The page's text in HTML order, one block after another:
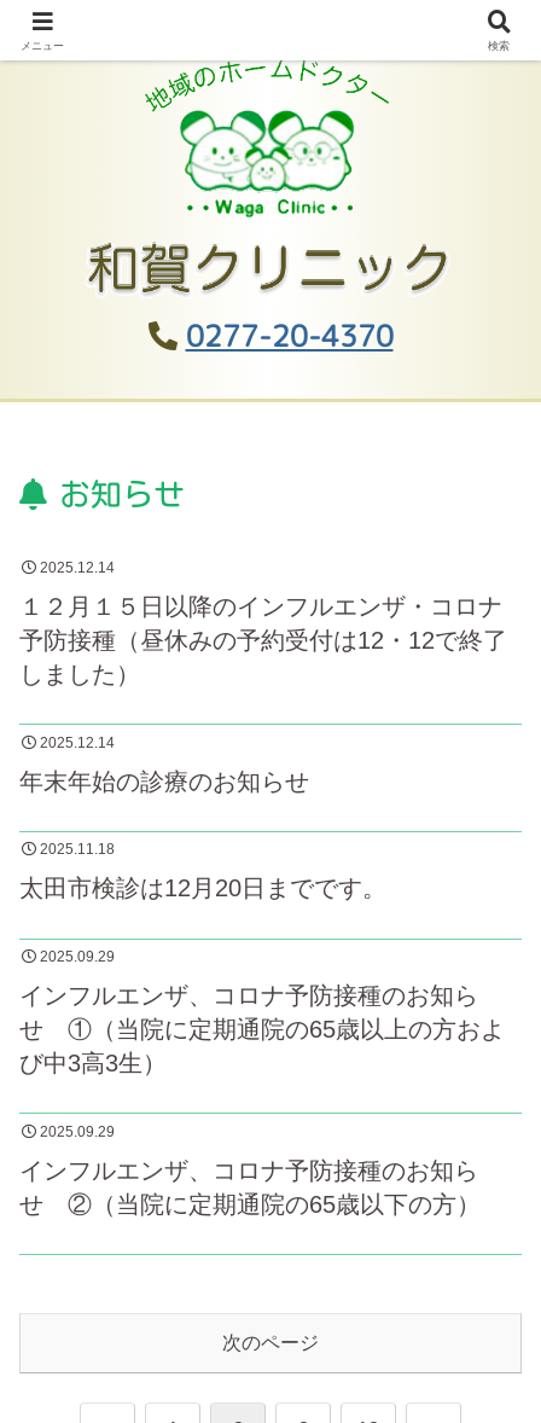
0277-20-4370
お知らせ
2025.12.14
１２月１５日以降のインフルエンザ・コロナ
予防接種（昼休みの予約受付は12・12で終了
しました）
2025.12.14
年末年始の診療のお知らせ
2025.11.18
太田市検診は12月20日までです。
2025.09.29
インフルエンザ、コロナ予防接種のお知ら
せ ①（当院に定期通院の65歳以上の方およ
び中3高3生）
2025.09.29
インフルエンザ、コロナ予防接種のお知ら
せ ②（当院に定期通院の65歳以下の方）
次のページ
メニュー 検索